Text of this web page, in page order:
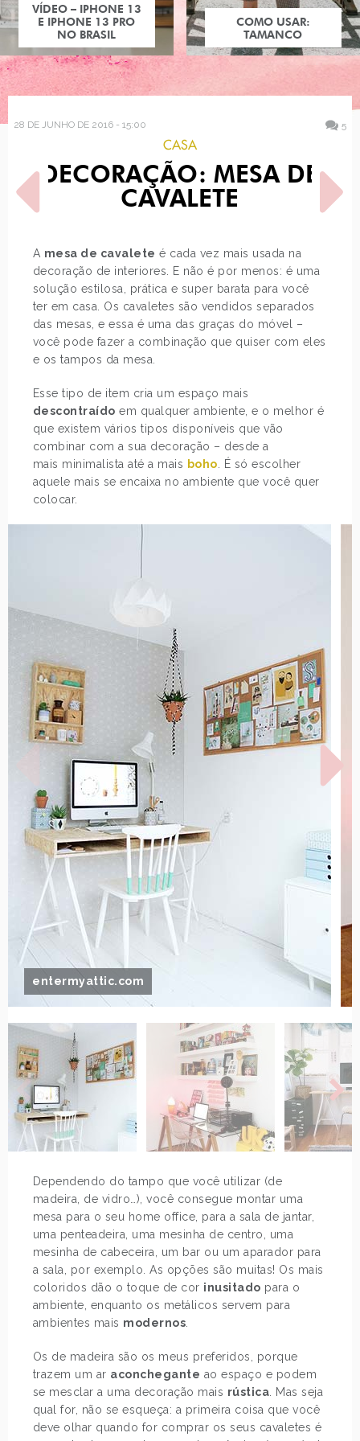
13
13 PRO
COMO USAR:
TAMANCO
28 DE JUNHO DE 2016 - 15:00 5
CASA
DECORAÇÃO: MESA DE
CAVALETE
A mesa de cavalete é cada vez mais usada na
decoração de interiores. E não é por menos: é uma
solução estilosa, prática e super barata para você
ter em casa. Os cavaletes são vendidos separados
das mesas, e essa é uma das graças do móvel –
você pode fazer a combinação que quiser com eles
e os tampos da mesa.
Esse tipo de item cria um espaço mais
descontraído em qualquer ambiente, e o melhor é
que existem vários tipos disponíveis que vão
combinar com a sua decoração – desde a
mais minimalista até a mais boho . É só escolher
aquele mais se encaixa no ambiente que você quer
colocar.
entermyattic.com
Dependendo do tampo que você utilizar (de
madeira, de vidro…), você consegue montar uma
mesa para o seu home office, para a sala de jantar,
uma penteadeira, uma mesinha de centro, uma
mesinha de cabeceira, um bar ou um aparador para
a sala, por exemplo. As opções são muitas! Os mais
coloridos dão o toque de cor inusitado para o
ambiente, enquanto os metálicos servem para
ambientes mais modernos
Os de madeira são os meus preferidos, porque
trazem um ar aconchegante ao espaço e podem
se mesclar a uma decoração mais rústica . Mas seja
qual for, não se esqueça: a primeira coisa que você
deve olhar quando for comprar os seus cavaletes é
POST ANTERIOR
BATALHA DE CABELO:
SOPHIA ABRAHÃO
PRÓXIMO POST
TAG - ANALISANDO LOOKS
ANTIGOS